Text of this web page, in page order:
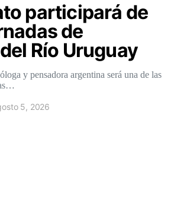
participará de
de
Río Uruguay
y pensadora argentina será una de las
5, 2026